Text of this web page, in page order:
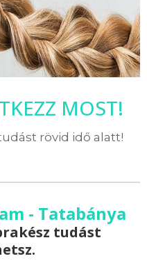
MOST!
rövid idő alatt!
- Tatabánya
tudást